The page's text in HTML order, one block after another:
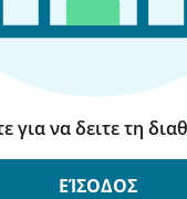
για να δειτε τη
ΕΊΣΟΔΟΣ